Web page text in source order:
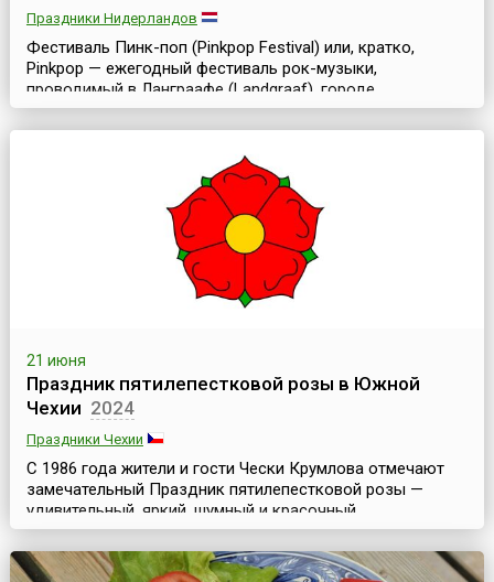
Праздники Нидерландов
Фестиваль Пинк-поп (Pinkpop Festival) или, кратко,
Pinkpop — ежегодный фестиваль рок-музыки,
проводимый в Ланграафе (Landgraaf), городе,
расположенном на юго-востоке Нидерландов. Он ведет
свою историю с 1970 года.Изначально фестиваль
проводился в выходные на Пятидесятницу, но начиная с
2013 года дата мероприятия не ориентирована на
церковный праздник. Фестиваль проходит в
июне.Название Pin...
21 июня
Праздник пятилепестковой розы в Южной
Чехии 2024
Праздники Чехии
C 1986 года жители и гости Чески Крумлова отмечают
замечательный Праздник пятилепестковой розы —
удивительный, яркий, шумный и красочный
средневековый карнавал. Чески Крумлов (Český
Krumlov) — это город в Южной Чехии. Здесь находится
историческое поместье рода Рожмберков. Оно